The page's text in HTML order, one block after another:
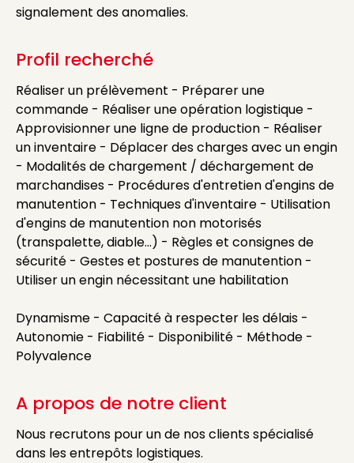
signalement des anomalies.
Profil recherché
Réaliser un prélèvement - Préparer une
commande - Réaliser une opération logistique -
Approvisionner une ligne de production - Réaliser
un inventaire - Déplacer des charges avec un engin
- Modalités de chargement / déchargement de
marchandises - Procédures d'entretien d'engins de
manutention - Techniques d'inventaire - Utilisation
d'engins de manutention non motorisés
(transpalette, diable...) - Règles et consignes de
sécurité - Gestes et postures de manutention -
Utiliser un engin nécessitant une habilitation
Dynamisme - Capacité à respecter les délais -
Autonomie - Fiabilité - Disponibilité - Méthode -
Polyvalence
A propos de notre client
Nous recrutons pour un de nos clients spécialisé
dans les entrepôts logistiques.